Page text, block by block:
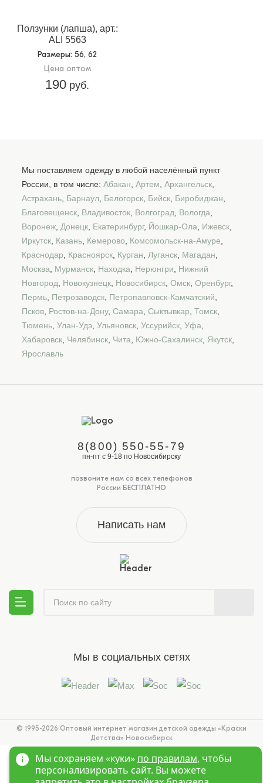
Ползунки (лапша), арт.:
ALI 5563
Размеры: 56, 62
Цена оптом
190 руб.
Мы поставляем одежду в любой населённый пункт
России, в том числе: Абакан, Артем, Архангельск,
Астрахань, Барнаул, Белогорск, Бийск, Биробиджан,
Благовещенск, Владивосток, Волгоград, Вологда,
Воронеж, Донецк, Екатеринбург, Йошкар-Ола, Ижевск,
Иркутск, Казань, Кемерово, Комсомольск-на-Амуре,
Краснодар, Красноярск, Курган, Луганск, Магадан,
Москва, Мурманск, Находка, Нерюнгри, Нижний
Новгород, Новокузнецк, Новосибирск, Омск, Оренбург,
Пермь, Петрозаводск, Петропавловск-Камчатский,
Псков, Ростов-на-Дону, Самара, Сыктывкар, Томск,
Тюмень, Улан-Удэ, Ульяновск, Уссурийск, Уфа,
Хабаровск, Челябинск, Чита, Южно-Сахалинск, Якутск,
Ярославль
8(800) 550-55-79
пн-пт с 9-18 по Новосибирску
позвоните нам со всех телефонов
России БЕСПЛАТНО
Написать нам
Мы в социальных сетях
© 1995-2026 Оптовый интернет магазин детской одежды «Краски
Детства» Новосибирск
Мы сохраняем «куки» по правилам, чтобы
персонализировать сайт. Вы можете